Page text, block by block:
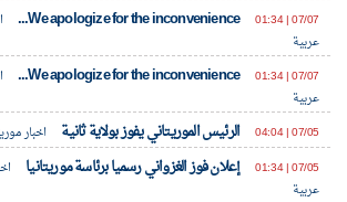
07/07 | 01:34
We apologize for the inconvenience...
عربية
07/07 | 01:34
We apologize for the inconvenience...
عربية
07/05 | 04:04
الرئيس الموريتاني يفوز بولاية ثانية
اخبار
07/05 | 01:34
إعلان فوز الغزواني رسميا برئاسة موريتانيا
عربية